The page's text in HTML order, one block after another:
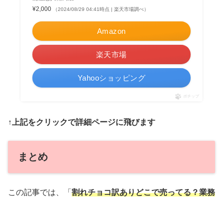
¥2,000
（2024/08/29 04:41時点 | 楽天市場調べ）
Amazon
楽天市場
Yahooショッピング
ポチップ
↑上記をクリックで詳細ページに飛びます
まとめ
この記事では、「 割れチョコ訳ありどこで売ってる？業務